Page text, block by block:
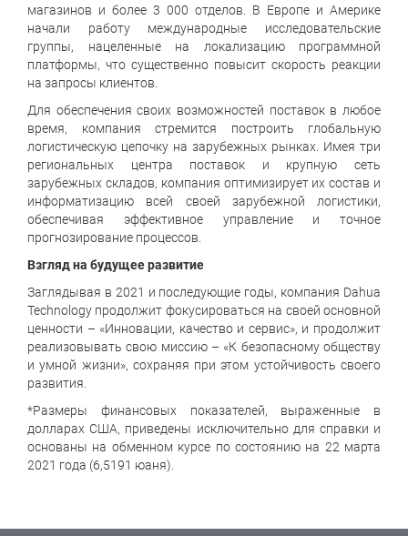
магазинов и более 3 000 отделов. В Европе и Америке
начали работу международные исследовательские
группы, нацеленные на локализацию программной
платформы, что существенно повысит скорость реакции
на запросы клиентов.
Для обеспечения своих возможностей поставок в любое
время, компания стремится построить глобальную
логистическую цепочку на зарубежных рынках. Имея три
региональных центра поставок и крупную сеть
зарубежных складов, компания оптимизирует их состав и
информатизацию всей своей зарубежной логистики,
обеспечивая эффективное управление и точное
прогнозирование процессов.
Взгляд на будущее развитие
Заглядывая в 2021 и последующие годы, компания Dahua
Technology продолжит фокусироваться на своей основной
ценности – «Инновации, качество и сервис», и продолжит
реализовывать свою миссию – «К безопасному обществу
и умной жизни», сохраняя при этом устойчивость своего
развития.
*Размеры финансовых показателей, выраженные в
долларах США, приведены исключительно для справки и
основаны на обменном курсе по состоянию на 22 марта
2021 года (6,5191 юаня).